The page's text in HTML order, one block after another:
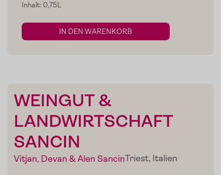
Home
Inhalt: 0,75L
IN DEN WARENKORB
WEINGUT &
LANDWIRTSCHAFT
SANCIN
Vitjan, Devan & Alen SancinTriest, Italien